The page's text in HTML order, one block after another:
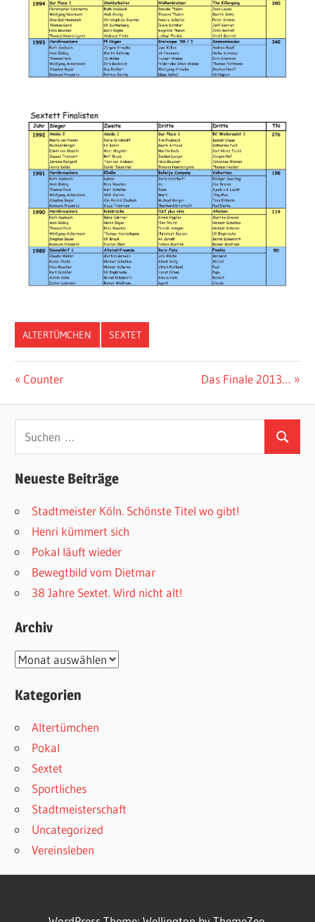
ALTERTÜMCHEN SEXTET
Beitragsnavigation
Vorheriger
Counter
Nächster
Das Finale 2013…
Suchen
nach:
Suchen
Neueste Beiträge
Stadtmeister Köln. Schönste Titel wo gibt!
Henri kümmert sich
Pokal läuft wieder
Bewegtbild vom Dietmar
38 Jahre Sextet. Wird nicht alt!
Archiv
Archiv
Kategorien
Altertümchen
Pokal
Sextet
Sportliches
Stadtmeisterschaft
Uncategorized
Vereinsleben